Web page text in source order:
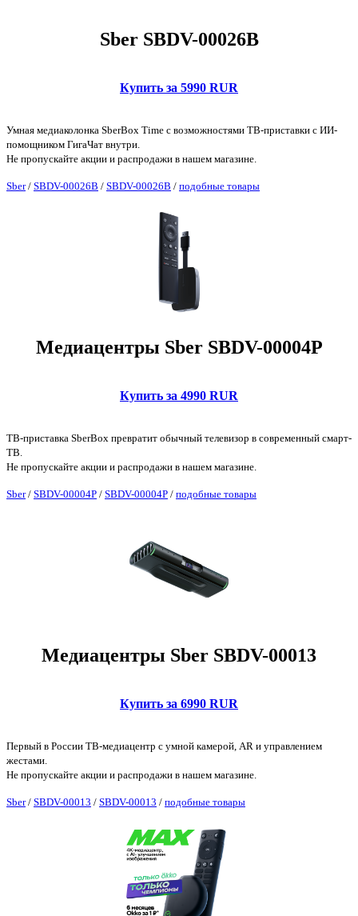
Sber SBDV-00026B
Купить за 5990 RUR
Умная медиаколонка SberBox Time с возможностями ТВ-приставки с ИИ-
помощником ГигаЧат внутри.
Не пропускайте акции и распродажи в нашем магазине.
Sber/ SBDV-00026B / SBDV-00026B / подобные товары
Медиацентры Sber SBDV-00004P
Купить за 4990 RUR
ТВ-приставка SberBox превратит обычный телевизор в современный смарт-
ТВ.
Не пропускайте акции и распродажи в нашем магазине.
Sber/ SBDV-00004P / SBDV-00004P / подобные товары
Медиацентры Sber SBDV-00013
Купить за 6990 RUR
Первый в России ТВ-медиацентр с умной камерой, AR и управлением
жестами.
Не пропускайте акции и распродажи в нашем магазине.
Sber/ SBDV-00013 / SBDV-00013 / подобные товары